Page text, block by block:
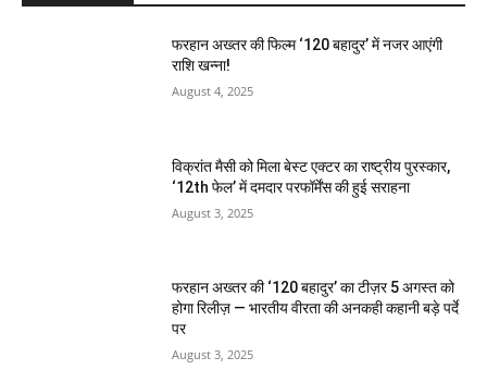
फरहान अख्तर की फिल्म ‘120 बहादुर’ में नजर आएंगी
राशि खन्ना!
August 4, 2025
विक्रांत मैसी को मिला बेस्ट एक्टर का राष्ट्रीय पुरस्कार,
‘12th फेल’ में दमदार परफॉर्मेंस की हुई सराहना
August 3, 2025
फरहान अख्तर की ‘120 बहादुर’ का टीज़र 5 अगस्त को
होगा रिलीज़ — भारतीय वीरता की अनकही कहानी बड़े पर्दे
पर
August 3, 2025